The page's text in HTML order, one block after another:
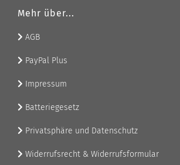
Mehr über...
AGB
PayPal Plus
Impressum
Batteriegesetz
Privatsphäre und Datenschutz
Widerrufsrecht & Widerrufsformular